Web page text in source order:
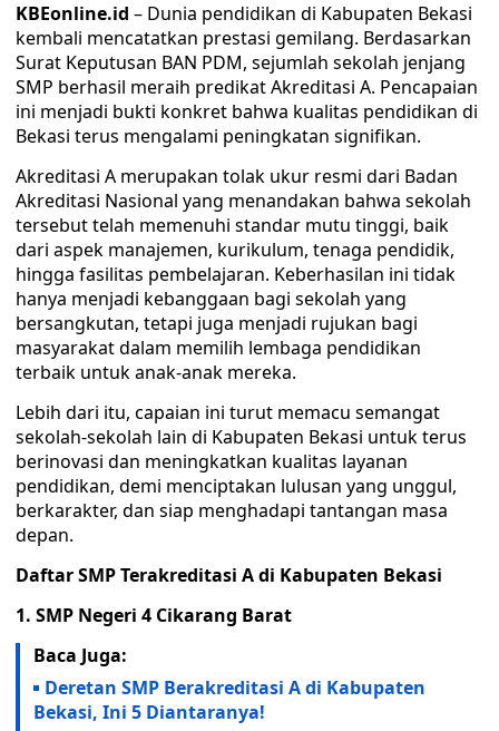
KBEonline.id – Dunia pendidikan di Kabupaten Bekasi
kembali mencatatkan prestasi gemilang. Berdasarkan
Surat Keputusan BAN PDM, sejumlah sekolah jenjang
SMP berhasil meraih predikat Akreditasi A. Pencapaian
ini menjadi bukti konkret bahwa kualitas pendidikan di
Bekasi terus mengalami peningkatan signifikan.
Akreditasi A merupakan tolak ukur resmi dari Badan
Akreditasi Nasional yang menandakan bahwa sekolah
tersebut telah memenuhi standar mutu tinggi, baik
dari aspek manajemen, kurikulum, tenaga pendidik,
hingga fasilitas pembelajaran. Keberhasilan ini tidak
hanya menjadi kebanggaan bagi sekolah yang
bersangkutan, tetapi juga menjadi rujukan bagi
masyarakat dalam memilih lembaga pendidikan
terbaik untuk anak-anak mereka.
Lebih dari itu, capaian ini turut memacu semangat
sekolah-sekolah lain di Kabupaten Bekasi untuk terus
berinovasi dan meningkatkan kualitas layanan
pendidikan, demi menciptakan lulusan yang unggul,
berkarakter, dan siap menghadapi tantangan masa
depan.
Daftar SMP Terakreditasi A di Kabupaten Bekasi
1. SMP Negeri 4 Cikarang Barat
Baca Juga:
Deretan SMP Berakreditasi A di Kabupaten
Bekasi, Ini 5 Diantaranya!